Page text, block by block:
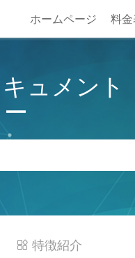
ホームページ 料金
ュメント
特徴紹介